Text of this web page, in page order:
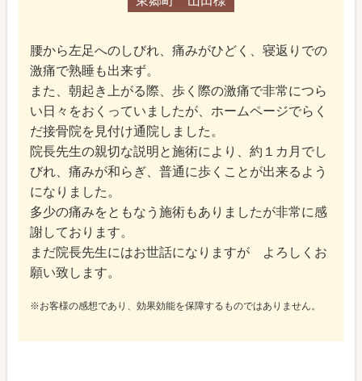
腰から左足へのしびれ、痛みがひどく、寝返りでの
激痛で熟睡も出来ず。
また、朝起き上がる際、歩く際の激痛で非常につら
い日々をおくっていましたが、ホームページでらく
だ接骨院を見付け通院しました。
院長先生の親切な説明と施術により、約１カ月でし
びれ、痛みが和らぎ、普通に歩くことが出来るよう
になりました。
多少の痛みをともなう施術もありましたが非常に感
謝しております。
まだ院長先生にはお世話になりますが よろしくお
願い致します。
※お客様の感想であり、効果効能を保障するものではありません。